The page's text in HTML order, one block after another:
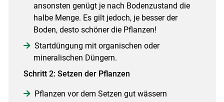
ansonsten genügt je nach Bodenzustand die
halbe Menge. Es gilt jedoch, je besser der
Boden, desto schöner die Pflanzen!
Startdüngung mit organischen oder
mineralischen Düngern.
Schritt 2: Setzen der Pflanzen
Pflanzen vor dem Setzen gut wässern